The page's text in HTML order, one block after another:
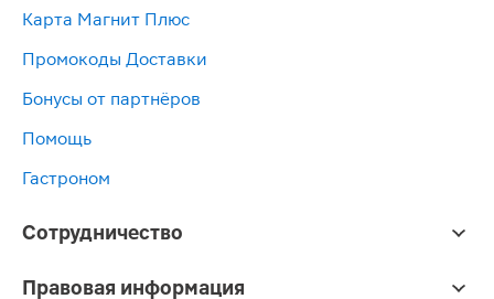
Карта Магнит Плюс
Промокоды Доставки
Бонусы от партнёров
Помощь
Гастроном
Сотрудничество
Правовая информация